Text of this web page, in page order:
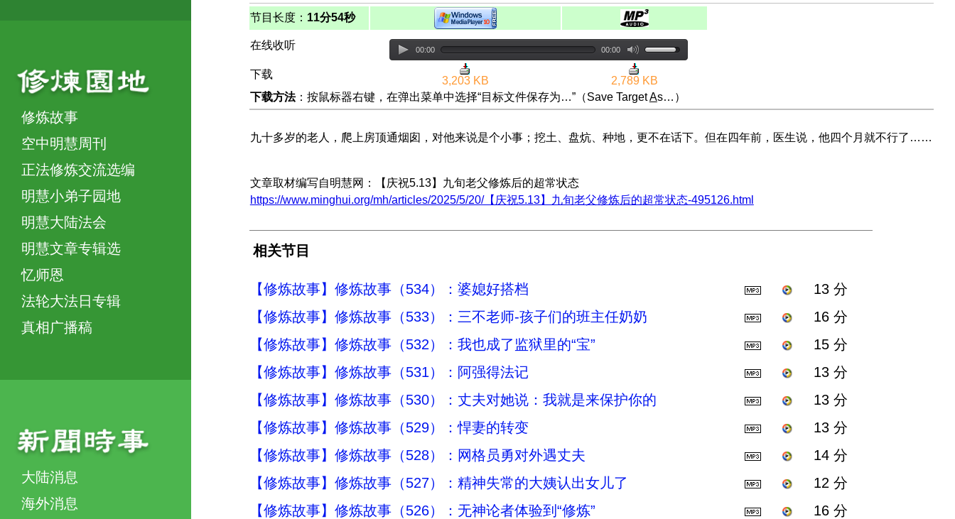
修炼故事
空中明慧周刊
正法修炼交流选编
明慧小弟子园地
明慧大陆法会
明慧文章专辑选
忆师恩
法轮大法日专辑
真相广播稿
大陆消息
海外消息
节目长度： 11分54秒
在线收听 00:00 00:00
下载
3,203 KB
2,789 KB
下载方法：按鼠标器右键，在弹出菜单中选择“目标文件保存为…”（Save TargetAs…）
九十多岁的老人，爬上房顶通烟囱，对他来说是个小事；挖土、盘炕、种地，更不在话下。但在四年前，医生说，他四个月就不行了……
文章取材编写自明慧网：【庆祝5.13】九旬老父修炼后的超常状态
https://www.minghui.org/mh/articles/2025/5/20/【庆祝5.13】九旬老父修炼后的超常状态-495126.html
相关节目
【修炼故事】修炼故事（534）：婆媳好搭档
13 分
【修炼故事】修炼故事（533）：三不老师-孩子们的班主任奶奶
16 分
【修炼故事】修炼故事（532）：我也成了监狱里的“宝”
15 分
【修炼故事】修炼故事（531）：阿强得法记
13 分
【修炼故事】修炼故事（530）：丈夫对她说：我就是来保护你的
13 分
【修炼故事】修炼故事（529）：悍妻的转变
13 分
【修炼故事】修炼故事（528）：网格员勇对外遇丈夫
14 分
【修炼故事】修炼故事（527）：精神失常的大姨认出女儿了
12 分
【修炼故事】修炼故事（526）：无神论者体验到“修炼”
16 分